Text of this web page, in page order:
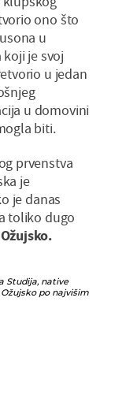
ono što
u
je svoj
u jedan
u domovini
biti.
prvenstva
je
je danas
toliko dugo
Ožujsko.
Studija, native
po najvišim